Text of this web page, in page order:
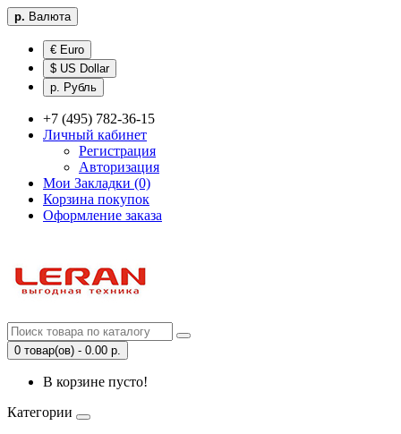
р. Валюта
€ Euro
$ US Dollar
р. Рубль
+7 (495) 782-36-15
Личный кабинет
Регистрация
Авторизация
Мои Закладки (0)
Корзина покупок
Оформление заказа
0 товар(ов) - 0.00 р.
В корзине пусто!
Категории